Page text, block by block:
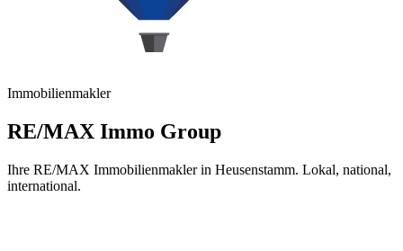
Immobilienmakler
RE/MAX Immo Group
Ihre RE/MAX Immobilienmakler in Heusenstamm. Lokal, national,
international.